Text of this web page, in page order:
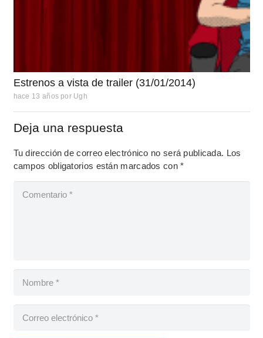
Estrenos a vista de trailer (31/01/2014)
hace 13 años por Ugh
Deja una respuesta
Tu dirección de correo electrónico no será publicada. Los
campos obligatorios están marcados con*